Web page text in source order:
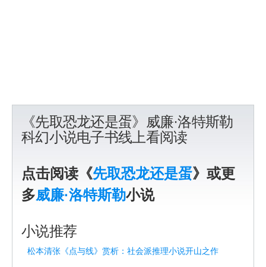
《先取恐龙还是蛋》威廉·洛特斯勒
科幻小说电子书线上看阅读
点击阅读《先取恐龙还是蛋》或更
多威廉·洛特斯勒小说
小说推荐
松本清张《点与线》赏析：社会派推理小说开山之作